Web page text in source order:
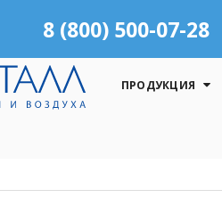
8 (800) 500-07-28
ПРОДУКЦИЯ